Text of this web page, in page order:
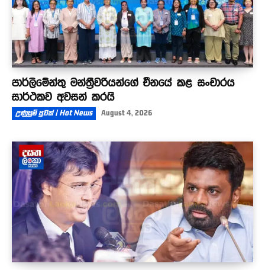
පාර්ලිමේන්තු මන්ත්‍රීවරියන්ගේ චීනයේ කළ සංචාරය
සාර්ථකව අවසන් කරයි
උණුසුම් පුවත් | Hot News August 4, 2026